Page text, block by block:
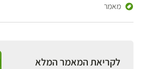
מאמר
לקריאת המאמר המלא